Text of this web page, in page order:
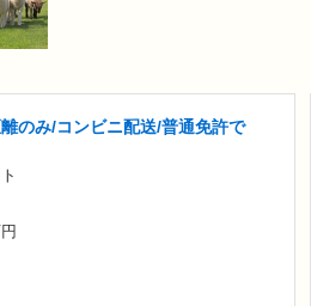
のみ/コンビニ配送/普通免許で